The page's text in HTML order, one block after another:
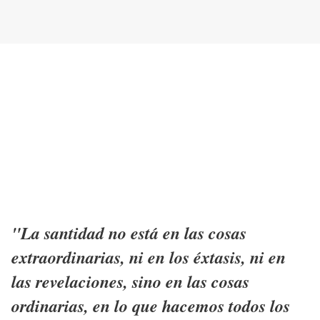
"La santidad no está en las cosas
extraordinarias, ni en los éxtasis, ni en
las revelaciones, sino en las cosas
ordinarias, en lo que hacemos todos los